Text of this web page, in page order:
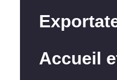
Accueil